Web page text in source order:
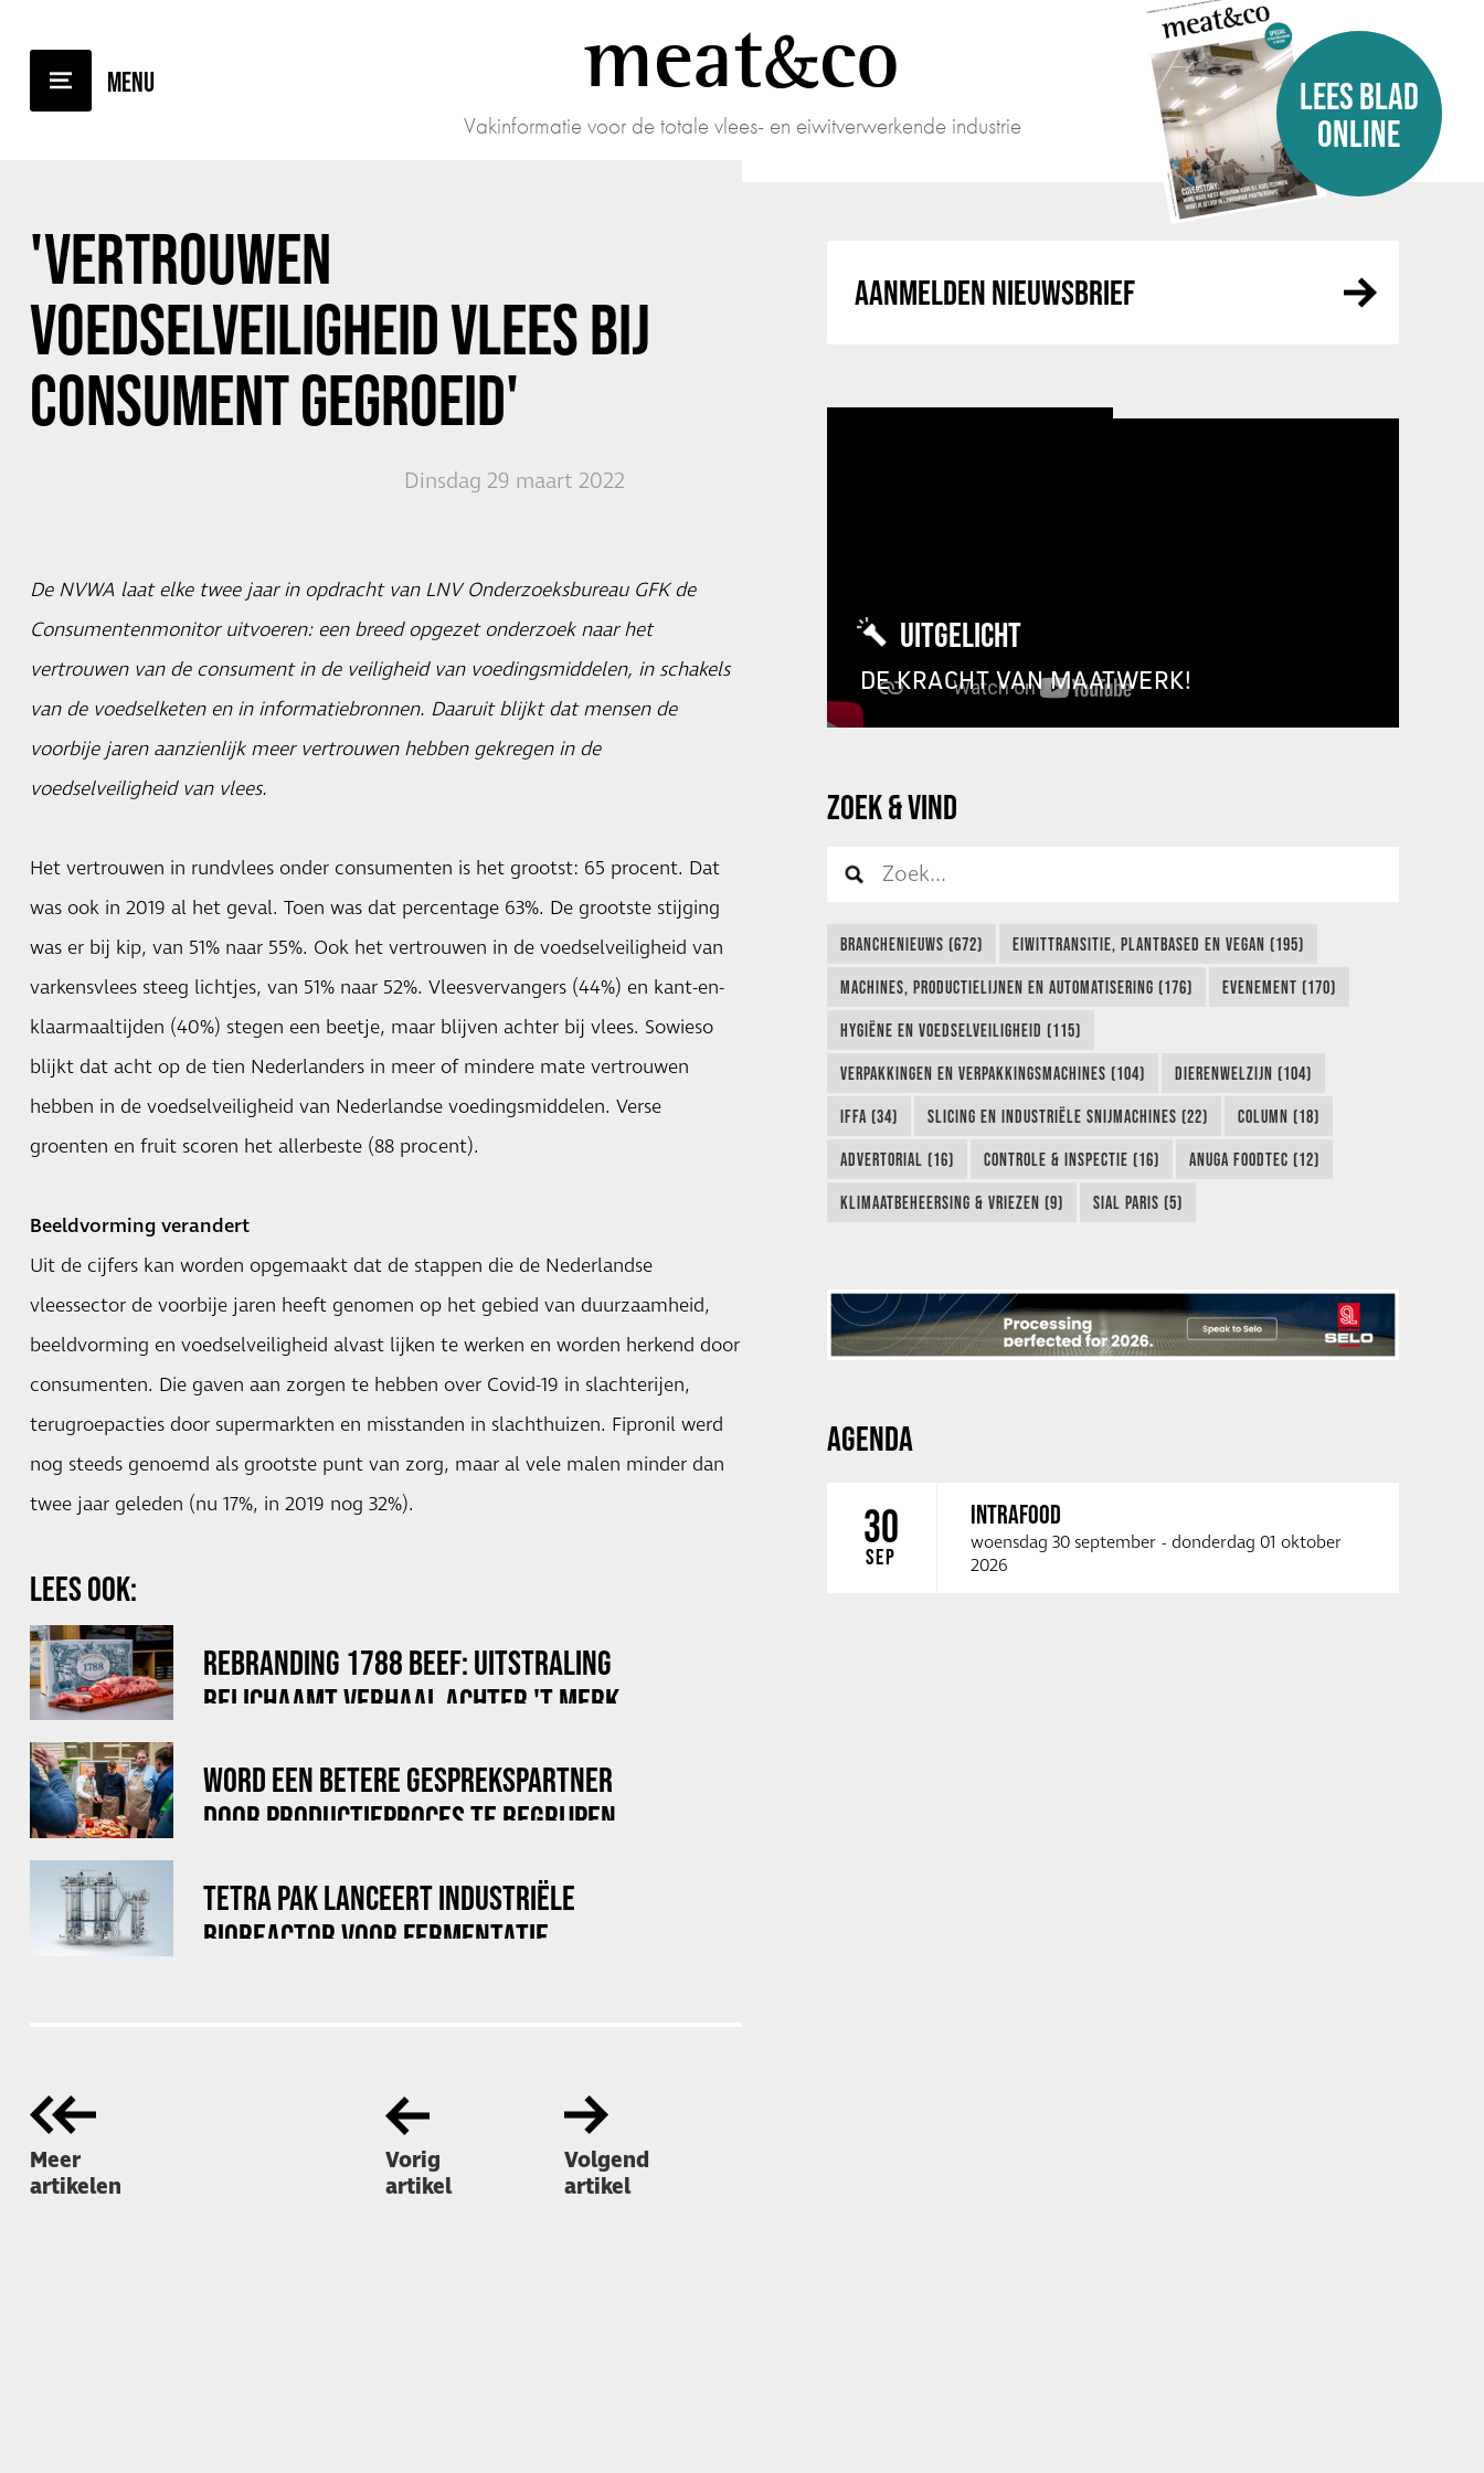
meatco
Vakinformatie voor de totale vlees- en eiwitverwerkende industrie
LEES BLAD
ONLINE
'VERTROUWEN
VOEDSELVEILIGHEID VLEES BIJ
CONSUMENT GEGROEID'
Dinsdag 29 maart 2022
De NVWA laat elke twee jaar in opdracht van LNV Onderzoeksbureau GFK de
Consumentenmonitor uitvoeren: een breed opgezet onderzoek naar het
vertrouwen van de consument in de veiligheid van voedingsmiddelen, in schakels
van de voedselketen en in informatiebronnen. Daaruit blijkt dat mensen de
voorbije jaren aanzienlijk meer vertrouwen hebben gekregen in de
voedselveiligheid van vlees.
Het vertrouwen in rundvlees onder consumenten is het grootst: 65 procent. Dat
was ook in 2019 al het geval. Toen was dat percentage 63%. De grootste stijging
was er bij kip, van 51% naar 55%. Ook het vertrouwen in de voedselveiligheid van
varkensvlees steeg lichtjes, van 51% naar 52%. Vleesvervangers (44%) en kant-en-
klaarmaaltijden (40%) stegen een beetje, maar blijven achter bij vlees. Sowieso
blijkt dat acht op de tien Nederlanders in meer of mindere mate vertrouwen
hebben in de voedselveiligheid van Nederlandse voedingsmiddelen. Verse
groenten en fruit scoren het allerbeste (88 procent).
Beeldvorming verandert
Uit de cijfers kan worden opgemaakt dat de stappen die de Nederlandse
vleessector de voorbije jaren heeft genomen op het gebied van duurzaamheid,
beeldvorming en voedselveiligheid alvast lijken te werken en worden herkend door
consumenten. Die gaven aan zorgen te hebben over Covid-19 in slachterijen,
terugroepacties door supermarkten en misstanden in slachthuizen. Fipronil werd
nog steeds genoemd als grootste punt van zorg, maar al vele malen minder dan
twee jaar geleden (nu 17%, in 2019 nog 32%).
LEES OOK:
REBRANDING 1788 BEEF: UITSTRALING
BELICHAAMT VERHAAL ACHTER 'T MERK
WORD EEN BETERE GESPREKSPARTNER
DOOR PRODUCTIEPROCES TE BEGRIJPEN
TETRA PAK LANCEERT INDUSTRIËLE
BIOREACTOR VOOR FERMENTATIE
Meer
artikelen
Vorig
artikel
Volgend
artikel
AANMELDEN NIEUWSBRIEF
UITGELICHT
DE KRACHT VAN MAATWERK!
ZOEK & VIND
BRANCHENIEUWS (672) EIWITTRANSITIE, PLANTBASED EN VEGAN (195)
MACHINES, PRODUCTIELIJNEN EN AUTOMATISERING (176) EVENEMENT (170)
HYGIËNE EN VOEDSELVEILIGHEID (115)
VERPAKKINGEN EN VERPAKKINGSMACHINES (104) DIERENWELZIJN (104)
IFFA (34) SLICING EN INDUSTRIËLE SNIJMACHINES (22) COLUMN (18)
ADVERTORIAL (16) CONTROLE & INSPECTIE (16) ANUGA FOODTEC (12)
KLIMAATBEHEERSING & VRIEZEN (9) SIAL PARIS (5)
AGENDA
30
SEP
INTRAFOOD
woensdag 30 september - donderdag 01 oktober
2026